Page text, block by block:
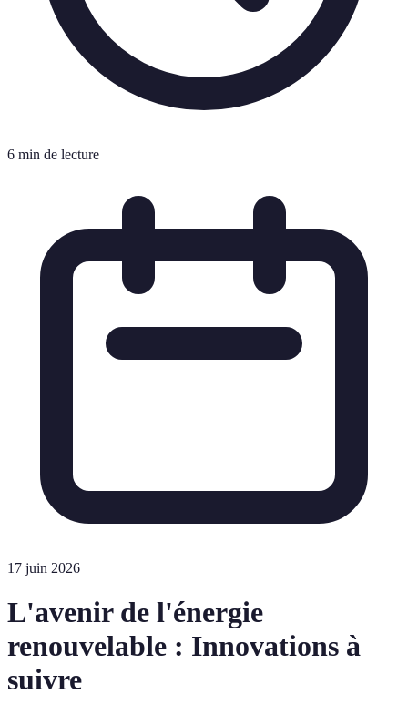
6 min de lecture
17 juin 2026
L'avenir de l'énergie
renouvelable : Innovations à
suivre